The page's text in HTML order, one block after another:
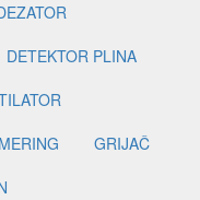
DETEKTOR PLINA
GRIJAČ